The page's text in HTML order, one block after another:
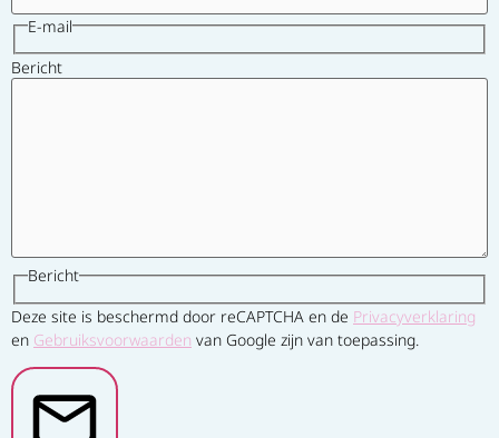
E-mail
Bericht
Bericht
Deze site is beschermd door reCAPTCHA en de Privacyverklaring
en Gebruiksvoorwaarden van Google zijn van toepassing.